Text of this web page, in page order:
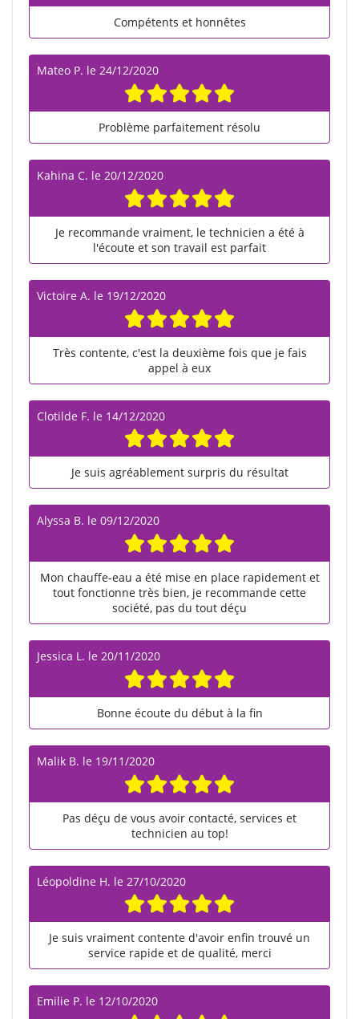
Compétents et honnêtes
Mateo P. le 24/12/2020
Problème parfaitement résolu
Kahina C. le 20/12/2020
Je recommande vraiment, le technicien a été à
l'écoute et son travail est parfait
Victoire A. le 19/12/2020
Très contente, c'est la deuxième fois que je fais
appel à eux
Clotilde F. le 14/12/2020
Je suis agréablement surpris du résultat
Alyssa B. le 09/12/2020
Mon chauffe-eau a été mise en place rapidement et
tout fonctionne très bien, je recommande cette
société, pas du tout déçu
Jessica L. le 20/11/2020
Bonne écoute du début à la fin
Malik B. le 19/11/2020
Pas déçu de vous avoir contacté, services et
technicien au top!
Léopoldine H. le 27/10/2020
Je suis vraiment contente d'avoir enfin trouvé un
service rapide et de qualité, merci
Emilie P. le 12/10/2020